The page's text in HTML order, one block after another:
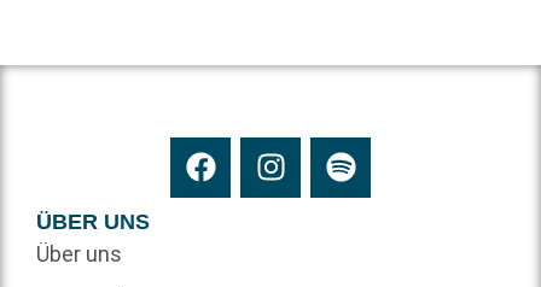
ÜBER UNS
Über uns